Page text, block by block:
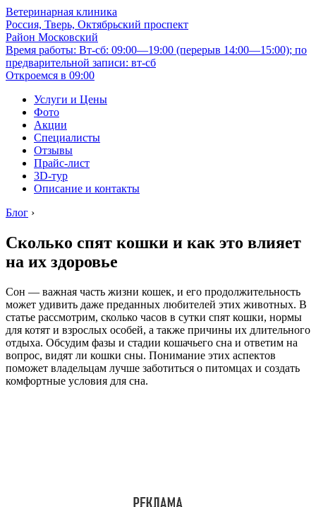
Ветеринарная клиника
Россия, Тверь, Октябрьский проспект
Район Московский
Время работы: Вт-сб: 09:00—19:00 (перерыв 14:00—15:00); по
предварительной записи: вт-сб
Откроемся в 09:00
Услуги и Цены
Фото
Акции
Специалисты
Отзывы
Прайс-лист
3D-тур
Описание и контакты
Блог ›
Сколько спят кошки и как это влияет
на их здоровье
Сон — важная часть жизни кошек, и его продолжительность
может удивить даже преданных любителей этих животных. В
статье рассмотрим, сколько часов в сутки спят кошки, нормы
для котят и взрослых особей, а также причины их длительного
отдыха. Обсудим фазы и стадии кошачьего сна и ответим на
вопрос, видят ли кошки сны. Понимание этих аспектов
поможет владельцам лучше заботиться о питомцах и создать
комфортные условия для сна.